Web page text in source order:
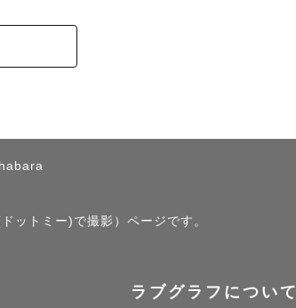
ットミー)で撮影）ページです。
ラブグラフについて